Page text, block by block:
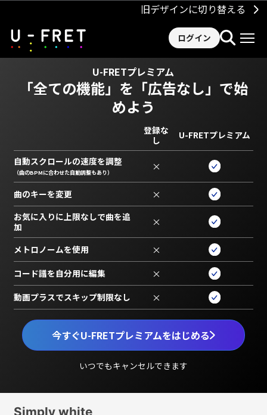
旧デザインに切り替える
ログイン
U-FRETプレミアム
「全ての機能」を 「広告なし」で始
めよう
今すぐU-FRETプレミアムをはじめる
いつでもキャンセルできます
登録な
し
U-FRETプレミアム
自動スクロールの速度を調整
（曲のBPMに合わせた自動調整もあり） ×
曲のキーを変更 ×
お気に入りに上限なしで曲を追
加
×
メトロノームを使用 ×
コード譜を自分用に編集 ×
動画プラスでスキップ制限なし ×
Simply white